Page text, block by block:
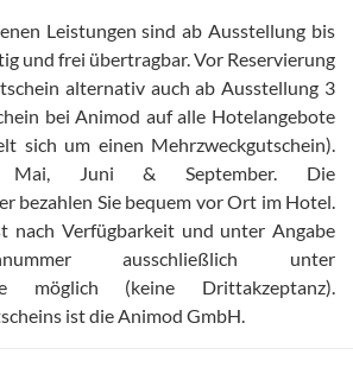
Leistungen sind ab Ausstellung bis
und frei übertragbar. Vor Reservierung
alternativ auch ab Ausstellung 3
bei Animod auf alle Hotelangebote
sich um einen Mehrzweckgutschein)
Mai, Juni & September. Die
bezahlen Sie bequem vor Ort im Hotel
nach Verfügbarkeit und unter Angabe
ausschließlich unter
möglich (keine Drittakzeptanz)
ist die Animod GmbH